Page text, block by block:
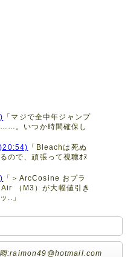
「マジで全中年ジャンプ
。いつか時間確保し
「Bleachは死ぬ
ので、頑張って視聴ｵﾇ
「＞ArcCosine おプラ
（M3）が大幅値引き
..」
:raimon49@hotmail.com